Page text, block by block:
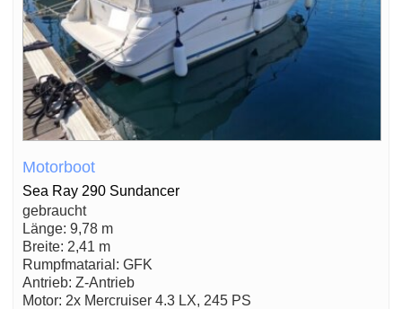
Motorboot
Sea Ray 290 Sundancer
gebraucht
Länge: 9,78 m
Breite: 2,41 m
Rumpfmatarial: GFK
Antrieb: Z-Antrieb
Motor: 2x Mercruiser 4.3 LX, 245 PS